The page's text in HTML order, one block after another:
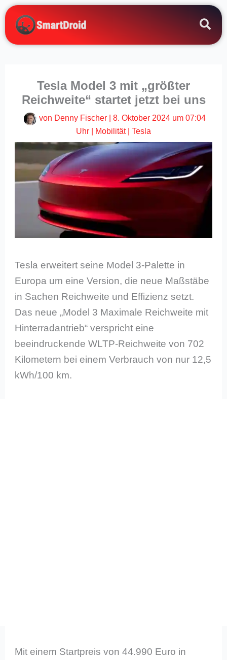
Zum
Inhalt
springen
Tesla Model 3 mit „größter
Reichweite“ startet jetzt bei uns
von Denny Fischer
8. Oktober 2024 um 07:04
Uhr
Mobilität| Tesla
Tesla erweitert seine Model 3-Palette in
Europa um eine Version, die neue Maßstäbe
in Sachen Reichweite und Effizienz setzt.
Das neue „Model 3 Maximale Reichweite mit
Hinterradantrieb“ verspricht eine
beeindruckende WLTP-Reichweite von 702
Kilometern bei einem Verbrauch von nur 12,5
kWh/100 km.
Mit einem Startpreis von 44.990 Euro in